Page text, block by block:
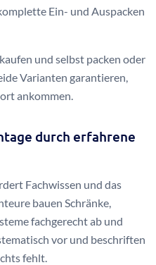
Ein- und Auspacken
und selbst packen oder
Varianten garantieren,
ankommen.
durch erfahrene
Fachwissen und das
bauen Schränke,
fachgerecht ab und
vor und beschriften
fehlt.